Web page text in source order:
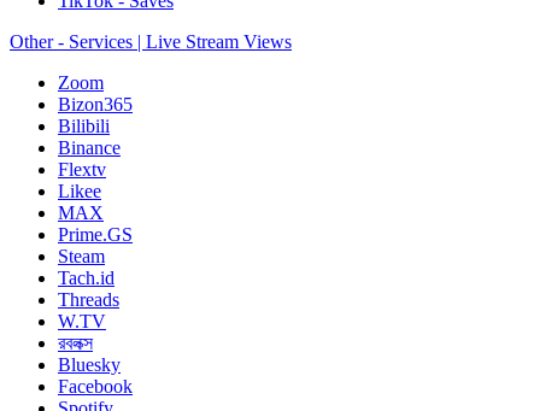
Other - Services | Live Stream Views
Zoom
Bizon365
Bilibili
Binance
Flextv
Likee
MAX
Prime.GS
Steam
Tach.id
Threads
W.TV
রবলক্স
Bluesky
Facebook